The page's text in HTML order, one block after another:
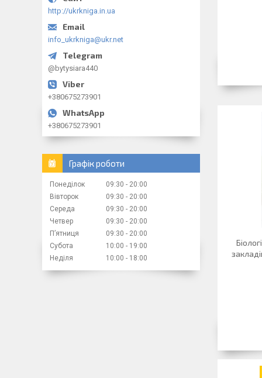
http://ukrkniga.in.ua
info_ukrkniga@ukr.net
@bytysiara440
+380675273901
+380675273901
Графік роботи
Понеділок 09:30
20:00
Вівторок
09:30
20:00
Середа
09:30
20:00
Четвер
09:30
20:00
Пʼятниця
09:30
20:00
Субота
10:00
19:00
Неділя
10:00 18:00